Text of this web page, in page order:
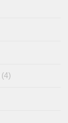
(4)